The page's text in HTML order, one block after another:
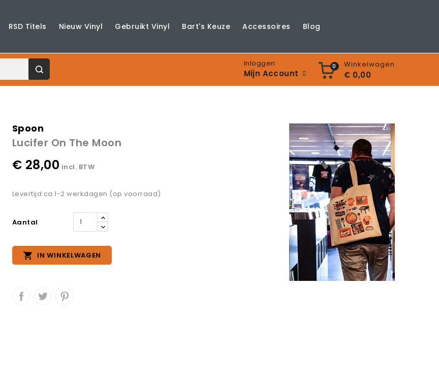
RSD Titels Nieuw Vinyl Gebruikt Vinyl Bart's Keuze Accessoires Blog
0 Winkelwagen
€ 0,00
Inloggen
Mijn Account
Spoon
Lucifer On The Moon
€ 28,00 incl. BTW
Levertijd ca 1-2 werkdagen (op voorraad)
Aantal
 IN WINKELWAGEN